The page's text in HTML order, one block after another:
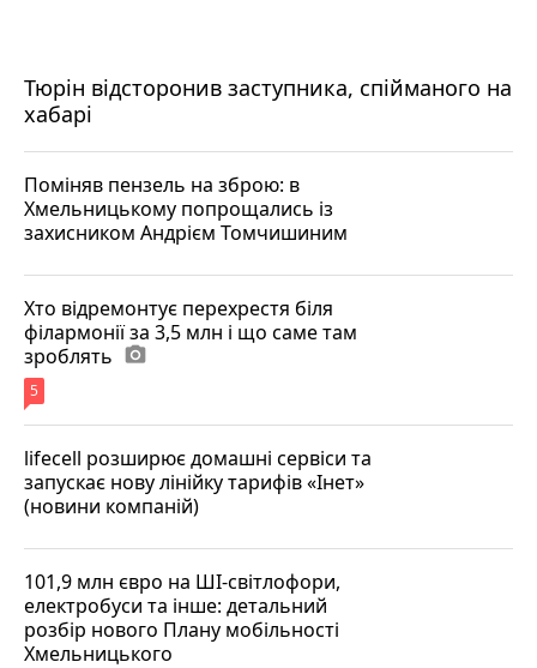
Тюрін відсторонив заступника, спійманого на
хабарі
Поміняв пензель на зброю: в
Хмельницькому попрощались із
захисником Андрієм Томчишиним
Хто відремонтує перехрестя біля
філармонії за 3,5 млн і що саме там
зроблять photo_camera
5
lifecell розширює домашні сервіси та
запускає нову лінійку тарифів «Інет»
(новини компаній)
101,9 млн євро на ШІ-світлофори,
електробуси та інше: детальний
розбір нового Плану мобільності
Хмельницького